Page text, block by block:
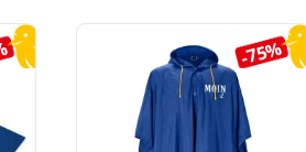
-75%